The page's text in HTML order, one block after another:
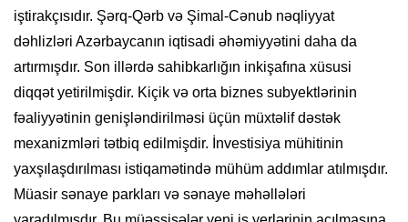
iştirakçısıdır. Şərq-Qərb və Şimal-Cənub nəqliyyat
dəhlizləri Azərbaycanın iqtisadi əhəmiyyətini daha da
artırmışdır. Son illərdə sahibkarlığın inkişafına xüsusi
diqqət yetirilmişdir. Kiçik və orta biznes subyektlərinin
fəaliyyətinin genişləndirilməsi üçün müxtəlif dəstək
mexanizmləri tətbiq edilmişdir. İnvestisiya mühitinin
yaxşılaşdırılması istiqamətində mühüm addımlar atılmışdır.
Müasir sənaye parkları və sənaye məhəllələri